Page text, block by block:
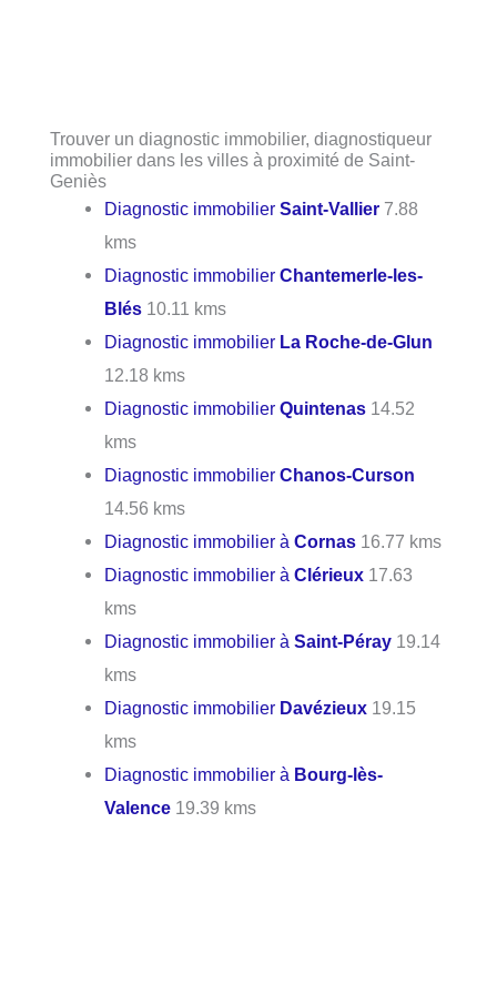
Trouver un diagnostic immobilier, diagnostiqueur
immobilier dans les villes à proximité de Saint-
Geniès
Diagnostic immobilierSaint-Vallier 7.88
kms
Diagnostic immobilierChantemerle-les-
Blés 10.11 kms
Diagnostic immobilier La Roche-de-Glun
12.18 kms
Diagnostic immobilierQuintenas 14.52
kms
Diagnostic immobilierChanos-Curson
14.56 kms
Diagnostic immobilier àCornas 16.77 kms
Diagnostic immobilier àClérieux 17.63
kms
Diagnostic immobilier àSaint-Péray 19.14
kms
Diagnostic immobilier Davézieux 19.15
kms
Diagnostic immobilier à Bourg-lès-
Valence 19.39 kms